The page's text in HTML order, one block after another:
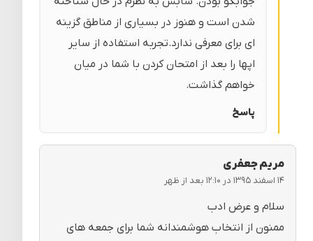
شدن است و هنوز در بسیاری از مناطق گزینه
ای برای معرفی ندارد.تجربه استفاده از سایر
اپها را بعد از امتحان کردن با شما در میان
خواهم گذاشت.
پاسخ
مریم جعفری
۱۴ اسفند ۱۳۹۵ در ۱۲:۱۰ بعد از ظهر
سلام و عرض ادب
ممنون از انتخاب هوشمندانه شما برای جمعه های